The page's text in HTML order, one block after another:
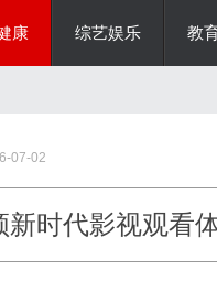
康 综艺娱乐 教
07-02
时代影视观看